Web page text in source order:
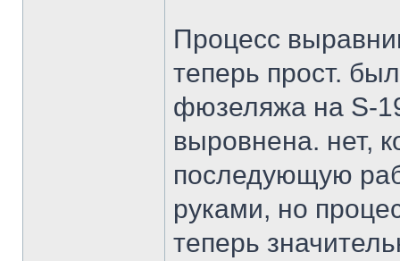
Процесс
теперь прост.
фюзеляжа на S-
выровнена. нет,
последующую
руками, но
теперь